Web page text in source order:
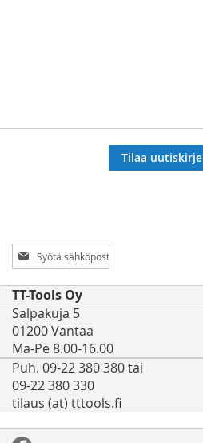
Tilaa
uutiskirjeemme:
Tilaa uutiskirje
TT-Tools Oy
Salpakuja 5
01200 Vantaa
Ma-Pe 8.00-16.00
Puh. 09-22 380 380 tai
09-22 380 330
tilaus (at) tttools.fi